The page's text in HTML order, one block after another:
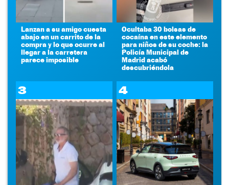
Lanzan a su amigo cuesta
abajo en un carrito de la
compra y lo que ocurre al
llegar a la carretera
parece imposible
Ocultaba 30 bolsas de
cocaína en este elemento
para niños de su coche: la
Policía Municipal de
Madrid acabó
descubriéndola
3 4